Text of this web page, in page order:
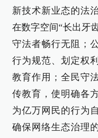
新技术新业态的法
在数字空间“长出牙
守法者畅行无阻；
行为规范、划定权
教育作用；全民守
传教育，使明确各
为亿万网民的行为
确保网络生态治理